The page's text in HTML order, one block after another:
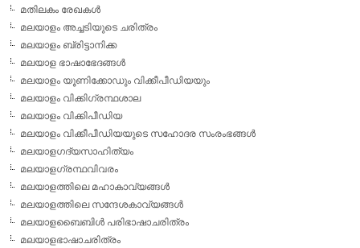
മതിലകം രേഖകള്‍
മലയാളം അച്ചടിയുടെ ചരിത്രം
മലയാളം ബ്രിട്ടാനിക്ക
മലയാള ഭാഷാഭേദങ്ങള്‍
മലയാളം യൂണിക്കോഡും വിക്കീപീഡിയയും
മലയാളം വിക്കിഗ്രന്ഥശാല
മലയാളം വിക്കിപീഡിയ
മലയാളം വിക്കീപീഡിയയുടെ സഹോദര സംരംഭങ്ങള്‍
മലയാളഗദ്യസാഹിത്യം
മലയാളഗ്രന്ഥവിവരം
മലയാളത്തിലെ മഹാകാവ്യങ്ങള്‍
മലയാളത്തിലെ സന്ദേശകാവ്യങ്ങള്‍
മലയാളബൈബിള്‍ പരിഭാഷാചരിത്രം
മലയാളഭാഷാചരിത്രം